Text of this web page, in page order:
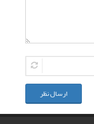
ارسال نظر